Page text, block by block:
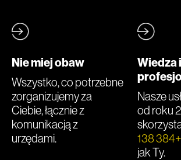
Nie miej obaw
Wszystko, co potrzebne
zorganizujemy za
Ciebie, łącznie z
komunikacją z
urzędami.
Wiedza i
Nasze
od roku
138 384+
jak Ty.